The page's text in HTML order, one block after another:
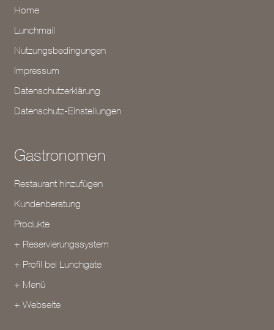
Home
Lunchmail
Nutzungsbedingungen
Impressum
Datenschutzerklärung
Datenschutz-Einstellungen
Gastronomen
Restaurant hinzufügen
Kundenberatung
Produkte
+ Reservierungssystem
+ Profil bei Lunchgate
+ Menü
+ Webseite